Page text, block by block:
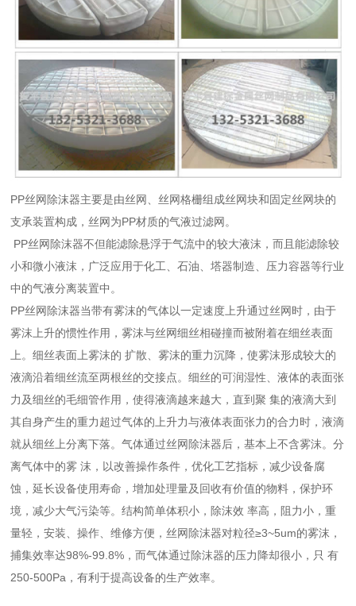
PP丝网除沫器主要是由丝网、丝网格栅组成丝网块和固定丝网块的
支承装置构成，丝网为PP材质的气液过滤网。
PP丝网除沫器不但能滤除悬浮于气流中的较大液沫，而且能滤除较
小和微小液沫，广泛应用于化工、石油、塔器制造、压力容器等行业
中的气液分离装置中。
PP丝网除沫器当带有雾沫的气体以一定速度上升通过丝网时，由于
雾沫上升的惯性作用，雾沫与丝网细丝相碰撞而被附着在细丝表面
上。细丝表面上雾沫的 扩散、雾沫的重力沉降，使雾沫形成较大的
液滴沿着细丝流至两根丝的交接点。细丝的可润湿性、液体的表面张
力及细丝的毛细管作用，使得液滴越来越大，直到聚 集的液滴大到
其自身产生的重力超过气体的上升力与液体表面张力的合力时，液滴
就从细丝上分离下落。气体通过丝网除沫器后，基本上不含雾沫。分
离气体中的雾 沫，以改善操作条件，优化工艺指标，减少设备腐
蚀，延长设备使用寿命，增加处理量及回收有价值的物料，保护环
境，减少大气污染等。结构简单体积小，除沫效 率高，阻力小，重
量轻，安装、操作、维修方便，丝网除沫器对粒径≥3~5um的雾沫，
捕集效率达98%-99.8%，而气体通过除沫器的压力降却很小，只 有
250-500Pa，有利于提高设备的生产效率。